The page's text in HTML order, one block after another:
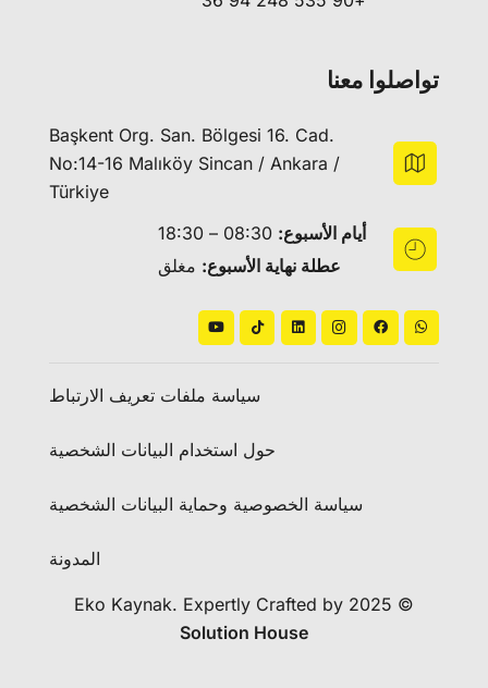
تواصلوا معنا
Başkent Org. San. Bölgesi 16. Cad.
No:14-16 Malıköy Sincan / Ankara /
Türkiye
أيام الأسبوع:
عطلة نهاية الأسبوع: مغلق
© 2025 Eko Kaynak. Expertly Crafted by
Solution House
سياسة ملفات تعريف الارتباط
حول استخدام البيانات الشخصية
سياسة الخصوصية وحماية البيانات الشخصية
المدونة